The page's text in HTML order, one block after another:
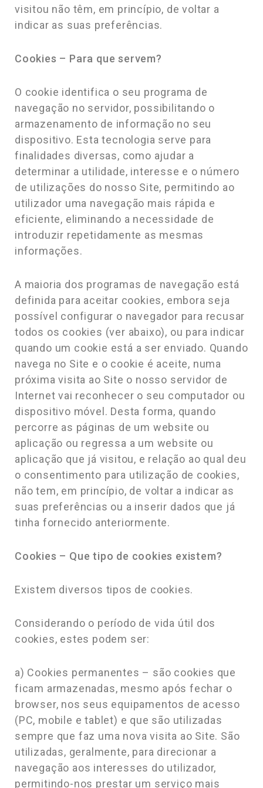
visitou não têm, em princípio, de voltar a
indicar as suas preferências.
Cookies – Para que servem?
O cookie identifica o seu programa de
navegação no servidor, possibilitando o
armazenamento de informação no seu
dispositivo. Esta tecnologia serve para
finalidades diversas, como ajudar a
determinar a utilidade, interesse e o número
de utilizações do nosso Site, permitindo ao
utilizador uma navegação mais rápida e
eficiente, eliminando a necessidade de
introduzir repetidamente as mesmas
informações.
A maioria dos programas de navegação está
definida para aceitar cookies, embora seja
possível configurar o navegador para recusar
todos os cookies (ver abaixo), ou para indicar
quando um cookie está a ser enviado. Quando
navega no Site e o cookie é aceite, numa
próxima visita ao Site o nosso servidor de
Internet vai reconhecer o seu computador ou
dispositivo móvel. Desta forma, quando
percorre as páginas de um website ou
aplicação ou regressa a um website ou
aplicação que já visitou, e relação ao qual deu
o consentimento para utilização de cookies,
não tem, em princípio, de voltar a indicar as
suas preferências ou a inserir dados que já
tinha fornecido anteriormente.
Cookies – Que tipo de cookies existem?
Existem diversos tipos de cookies.
Considerando o período de vida útil dos
cookies, estes podem ser:
a) Cookies permanentes – são cookies que
ficam armazenadas, mesmo após fechar o
browser, nos seus equipamentos de acesso
(PC, mobile e tablet) e que são utilizadas
sempre que faz uma nova visita ao Site. São
utilizadas, geralmente, para direcionar a
navegação aos interesses do utilizador,
permitindo-nos prestar um serviço mais